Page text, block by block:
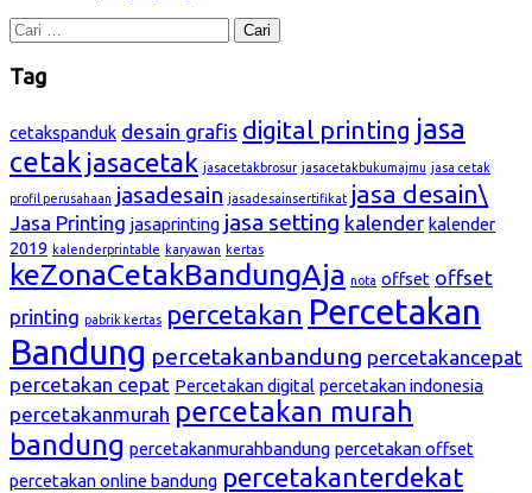
Cari
untuk:
Tag
cetakspanduk desain grafis digital printing jasa
cetak jasacetak jasacetakbrosur jasacetakbukumajmu jasa cetak
profil perusahaan jasadesain jasadesainsertifikat jasa desain\
Jasa Printing jasaprinting jasa setting kalender kalender
2019 kalenderprintable karyawan kertas
keZonaCetakBandungAja nota offset offset
printing pabrik kertas percetakan Percetakan
Bandung percetakanbandung percetakancepat
percetakan cepat Percetakan digital percetakan indonesia
percetakanmurah percetakan murah
bandung percetakanmurahbandung percetakan offset
percetakan online bandung percetakanterdekat